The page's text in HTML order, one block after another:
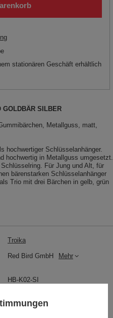
stationären Geschäft erhältlich
SILBER
Metallguss, matt,
hochwertiger Schlüsselanhänger.
hochwertig in Metallguss umgesetzt.
Für Jung und Alt, für
bärenstarken Schlüsselanhänger
Trio mit drei Bärchen in gelb, grün
Troika
Red Bird GmbH Mehr
HB-K02-SI